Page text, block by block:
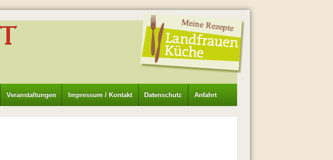
Veranstaltungen Impressum / Kontakt Datenschutz Anfahrt